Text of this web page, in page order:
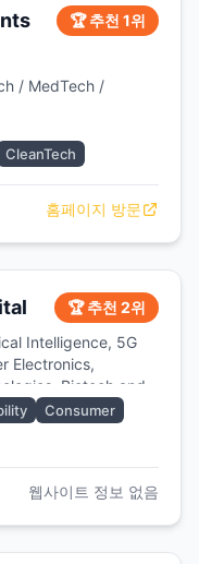
🏆 추천 1위
/ MedTech /
CleanTech
홈페이지 방문
🏆 추천 2위
Intelligence, 5G
Electronics,
Biotech and
Consumer
웹사이트 정보 없음